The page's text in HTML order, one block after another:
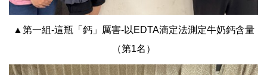
▲第一組-這瓶「鈣」厲害-以EDTA滴定法測定牛奶鈣含量
（第1名）